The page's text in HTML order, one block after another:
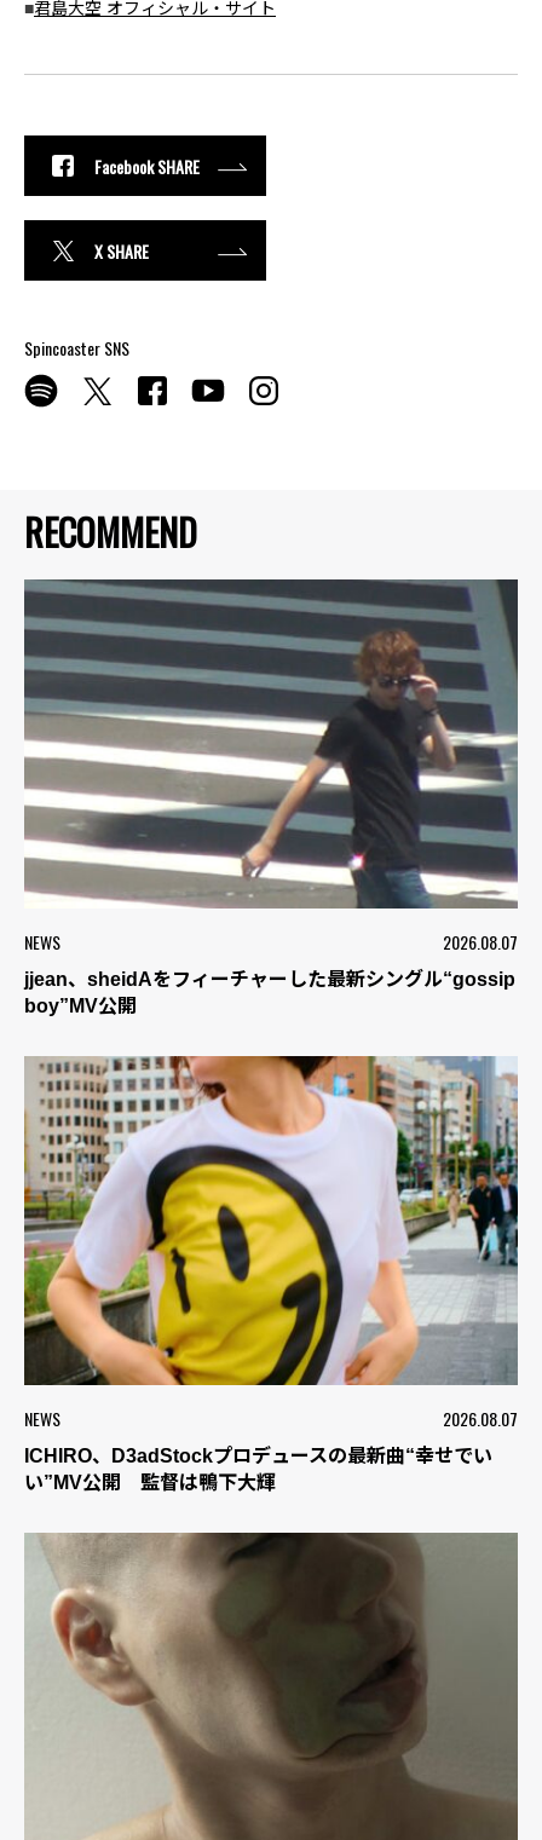
RECOMMEND
NEWS 2026.08.07
jjean、sheidAをフィーチャーした最新シングル“gossip
boy”MV公開
NEWS 2026.08.07
ICHIRO、D3adStockプロデュースの最新曲“幸せでい
い”MV公開 監督は鴨下大輝
■君島大空 オフィシャル・サイト
Facebook SHARE
X SHARE
Spincoaster SNS